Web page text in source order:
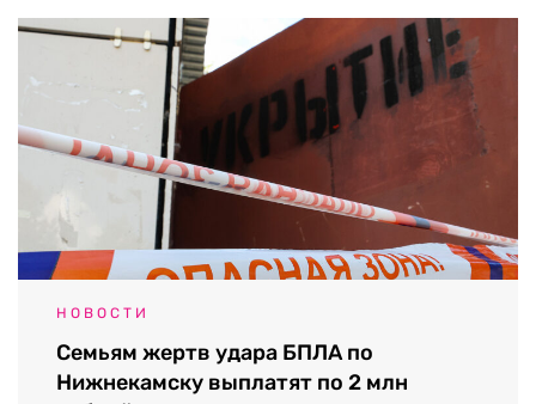
НОВОСТИ
Семьям жертв удара БПЛА по
Нижнекамску выплатят по 2 млн